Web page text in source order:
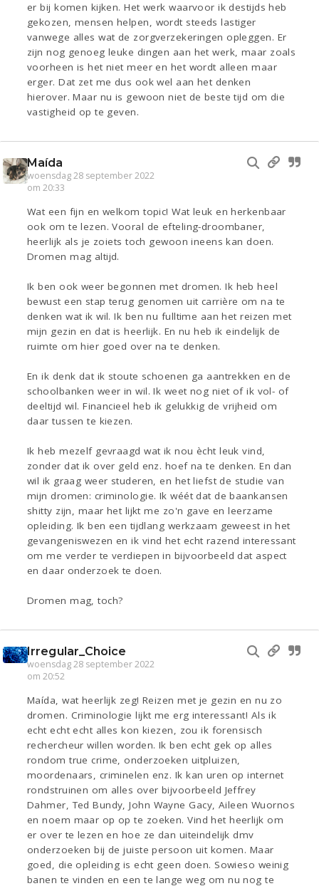
er bij komen kijken. Het werk waarvoor ik destijds heb
gekozen, mensen helpen, wordt steeds lastiger
vanwege alles wat de zorgverzekeringen opleggen. Er
zijn nog genoeg leuke dingen aan het werk, maar zoals
voorheen is het niet meer en het wordt alleen maar
erger. Dat zet me dus ook wel aan het denken
hierover. Maar nu is gewoon niet de beste tijd om die
vastigheid op te geven.
Maída
woensdag 28 september 2022
om 20:33
Wat een fijn en welkom topic! Wat leuk en herkenbaar
ook om te lezen. Vooral de efteling-droombaner,
heerlijk als je zoiets toch gewoon ineens kan doen.
Dromen mag altijd.
Ik ben ook weer begonnen met dromen. Ik heb heel
bewust een stap terug genomen uit carrière om na te
denken wat ik wil. Ik ben nu fulltime aan het reizen met
mijn gezin en dat is heerlijk. En nu heb ik eindelijk de
ruimte om hier goed over na te denken.
En ik denk dat ik stoute schoenen ga aantrekken en de
schoolbanken weer in wil. Ik weet nog niet of ik vol- of
deeltijd wil. Financieel heb ik gelukkig de vrijheid om
daar tussen te kiezen.
Ik heb mezelf gevraagd wat ik nou ècht leuk vind,
zonder dat ik over geld enz. hoef na te denken. En dan
wil ik graag weer studeren, en het liefst de studie van
mijn dromen: criminologie. Ik wéét dat de baankansen
shitty zijn, maar het lijkt me zo'n gave en leerzame
opleiding. Ik ben een tijdlang werkzaam geweest in het
gevangeniswezen en ik vind het echt razend interessant
om me verder te verdiepen in bijvoorbeeld dat aspect
en daar onderzoek te doen.
Dromen mag, toch?
Irregular_Choice
woensdag 28 september 2022
om 20:52
Maída, wat heerlijk zeg! Reizen met je gezin en nu zo
dromen. Criminologie lijkt me erg interessant! Als ik
echt echt echt alles kon kiezen, zou ik forensisch
rechercheur willen worden. Ik ben echt gek op alles
rondom true crime, onderzoeken uitpluizen,
moordenaars, criminelen enz. Ik kan uren op internet
rondstruinen om alles over bijvoorbeeld Jeffrey
Dahmer, Ted Bundy, John Wayne Gacy, Aileen Wuornos
en noem maar op op te zoeken. Vind het heerlijk om
er over te lezen en hoe ze dan uiteindelijk dmv
onderzoeken bij de juiste persoon uit komen. Maar
goed, die opleiding is echt geen doen. Sowieso weinig
banen te vinden en een te lange weg om nu nog te